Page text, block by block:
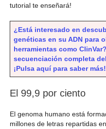
tutorial te enseñará!
¿Está interesado en
genéticas en su ADN para
herramientas como
secuenciación completa
¡Pulsa aquí para saber más!
El 99,9 por ciento
El genoma humano está
millones de letras repartidas